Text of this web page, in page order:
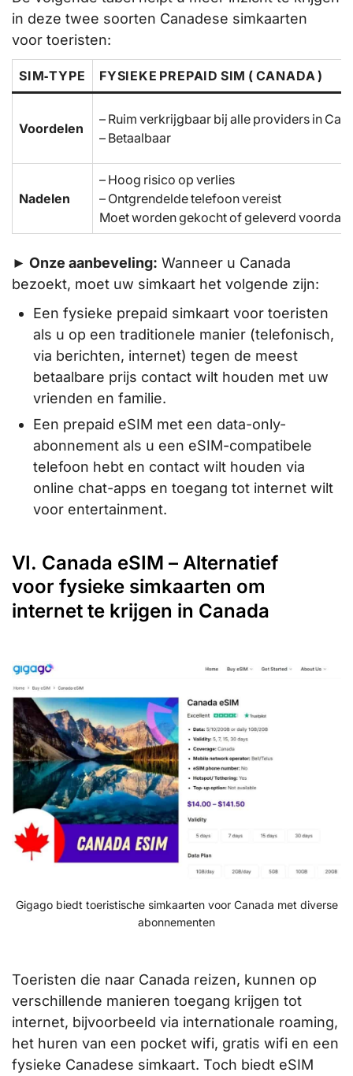
in deze twee soorten Canadese simkaarten
voor toeristen:
SIM‑TYPE FYSIEKE PREPAID SIM ( CANADA )
Voordelen
– Ruim verkrijgbaar bij alle providers in
– Betaalbaar
Nadelen
– Hoog risico op verlies
– Ontgrendelde telefoon vereist
Moet worden gekocht of geleverd voordat
► Onze aanbeveling: Wanneer u Canada
bezoekt, moet uw simkaart het volgende zijn:
Een fysieke prepaid simkaart voor toeristen
als u op een traditionele manier (telefonisch,
via berichten, internet) tegen de meest
betaalbare prijs contact wilt houden met uw
vrienden en familie.
Een prepaid eSIM met een data-only-
abonnement als u een eSIM-compatibele
telefoon hebt en contact wilt houden via
online chat-apps en toegang tot internet wilt
voor entertainment.
VI. Canada eSIM – Alternatief
voor fysieke simkaarten om
internet te krijgen in Canada
Gigago biedt toeristische simkaarten voor Canada met diverse
abonnementen
Toeristen die naar Canada reizen, kunnen op
verschillende manieren toegang krijgen tot
internet, bijvoorbeeld via internationale roaming,
het huren van een pocket wifi, gratis wifi en een
fysieke Canadese simkaart. Toch biedt eSIM